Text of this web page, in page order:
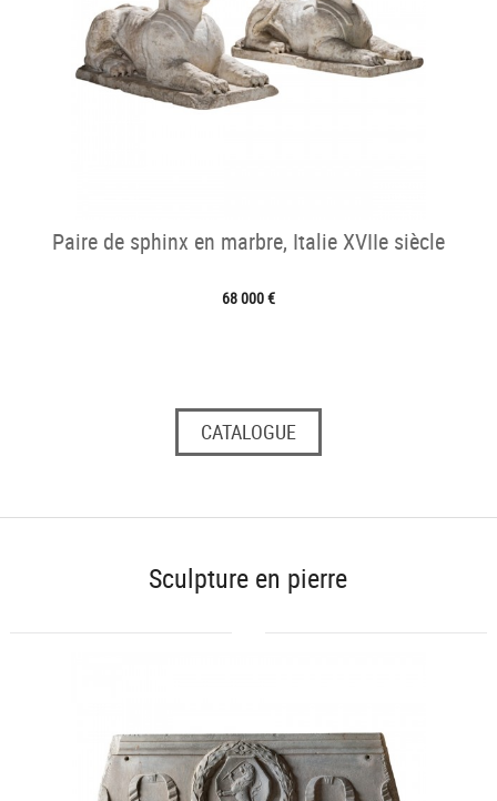
Paire de sphinx en marbre, Italie XVIIe siècle
68 000 €
CATALOGUE
Sculpture en pierre